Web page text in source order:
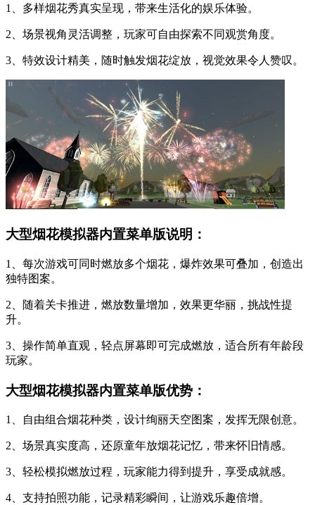
1、多样烟花秀真实呈现，带来生活化的娱乐体验。
2、场景视角灵活调整，玩家可自由探索不同观赏角度。
3、特效设计精美，随时触发烟花绽放，视觉效果令人赞叹。
大型烟花模拟器内置菜单版说明：
1、每次游戏可同时燃放多个烟花，爆炸效果可叠加，创造出
独特图案。
2、随着关卡推进，燃放数量增加，效果更华丽，挑战性提
升。
3、操作简单直观，轻点屏幕即可完成燃放，适合所有年龄段
玩家。
大型烟花模拟器内置菜单版优势：
1、自由组合烟花种类，设计绚丽天空图案，发挥无限创意。
2、场景真实度高，还原童年放烟花记忆，带来怀旧情感。
3、轻松模拟燃放过程，玩家能力得到提升，享受成就感。
4、支持拍照功能，记录精彩瞬间，让游戏乐趣倍增。